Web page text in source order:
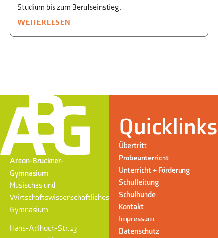
Studium bis zum Berufseinstieg.
WEITERLESEN
Anton-Bruckner-
Gymnasium
Musisches und
Wirtschaftswissenschaftliches
Gymnasium
Hans-Adlhoch-Str. 23
Quicklinks
Übertritt
Probeunterricht
Unterricht + Förderung
Schulleitung
Schulhunde
Kontakt
Impressum
Datenschutz